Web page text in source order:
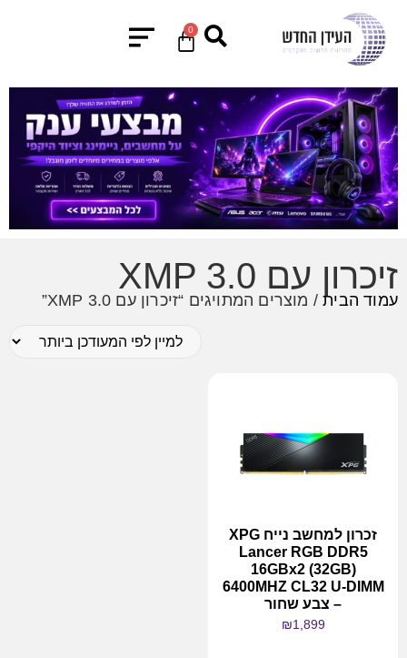
0
זיכרון עם XMP 3.0
עמוד הבית/ מוצרים המתויגים “זיכרון עם XMP 3.0”
זכרון למחשב נייח XPG
Lancer RGB DDR5
16GBx2 (32GB)
6400MHZ CL32 U-DIMM
– צבע שחור
₪1,899